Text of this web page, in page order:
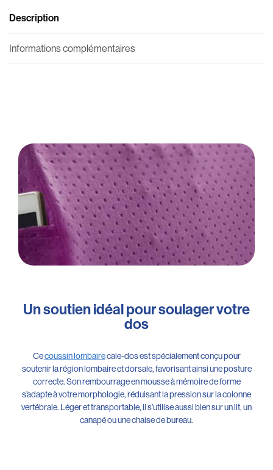
Description
Informations complémentaires
Un soutien idéal pour soulager votre
dos
Cecoussin lombairecale-dos est spécialement conçu pour
soutenir la région lombaire et dorsale, favorisant ainsi une posture
correcte. Son rembourrage en mousse à mémoire de forme
s’adapte à votre morphologie, réduisant la pression sur la colonne
vertébrale. Léger et transportable, il s’utilise aussi bien sur un lit, un
canapé ou une chaise de bureau.